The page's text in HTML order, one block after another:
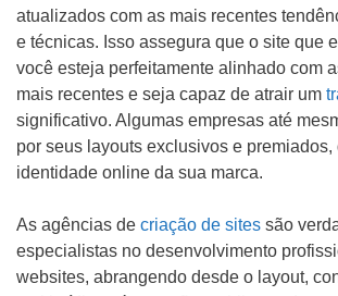
atualizados com as mais recentes
e técnicas. Isso assegura que o site que
você esteja perfeitamente alinhado com
mais recentes e seja capaz de atrair um
significativo. Algumas empresas até
por seus layouts exclusivos e premiados,
identidade online da sua marca.
As agências de criação de sites são
especialistas no desenvolvimento
websites, abrangendo desde o layout,
Mídias Sociais
Outros